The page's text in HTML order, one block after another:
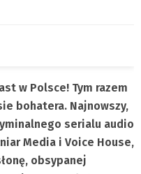
w Polsce! Tym razem
bohatera. Najnowszy,
serialu audio
Media i Voice House,
obsypanej